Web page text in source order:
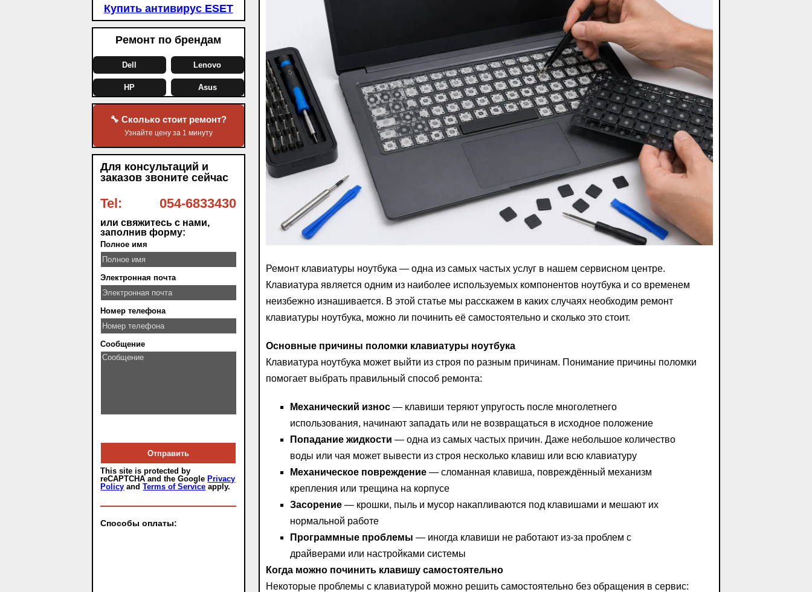
Ремонт клавиатуры ноутбука — одна из самых частых услуг в нашем сервисном центре.
Клавиатура является одним из наиболее используемых компонентов ноутбука и со временем
неизбежно изнашивается. В этой статье мы расскажем в каких случаях необходим ремонт
клавиатуры ноутбука, можно ли починить её самостоятельно и сколько это стоит.
Основные причины поломки клавиатуры ноутбука
Клавиатура ноутбука может выйти из строя по разным причинам. Понимание причины поломки
помогает выбрать правильный способ ремонта:
Механический износ— клавиши теряют упругость после многолетнего
использования, начинают западать или не возвращаться в исходное положение
Попадание жидкости — одна из самых частых причин. Даже небольшое количество
воды или чая может вывести из строя несколько клавиш или всю клавиатуру
Механическое повреждение— сломанная клавиша, повреждённый механизм
крепления или трещина на корпусе
Засорение— крошки, пыль и мусор накапливаются под клавишами и мешают их
нормальной работе
Программные проблемы — иногда клавиши не работают из-за проблем с
драйверами или настройками системы
Когда можно починить клавишу самостоятельно
Некоторые проблемы с клавиатурой можно решить самостоятельно без обращения в сервис:
Купить антивирус ESET
Ремонт по брендам
Dell Lenovo
HP Asus
🔧 Сколько стоит ремонт?
Узнайте цену за 1 минуту
Для консультаций и
заказов звоните сейчас
Tel: 054-6833430
или свяжитесь с нами,
заполнив форму:
Полное имя
Электронная почта
Номер телефона
Сообщение
This site is protected by
reCAPTCHA and the Google Privacy
Policy andTerms of Service apply.
Способы оплаты: